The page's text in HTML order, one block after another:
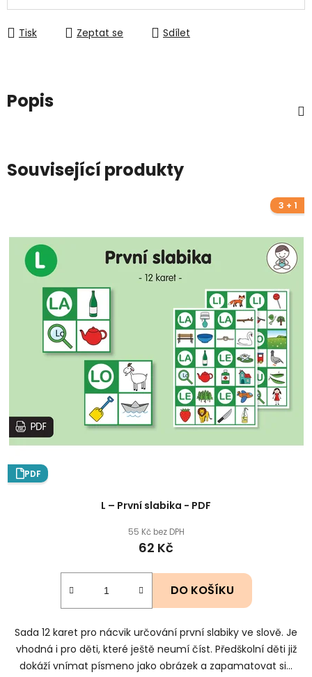
Tisk Zeptat se Sdílet
Popis
Související produkty
3 + 1
PDF
L – První slabika - PDF
55 Kč bez DPH
62 Kč
DO KOŠÍKU
Sada 12 karet pro nácvik určování první slabiky ve slově. Je
vhodná i pro děti, které ještě neumí číst. Předškolní děti již
dokáží vnímat písmeno jako obrázek a zapamatovat si...